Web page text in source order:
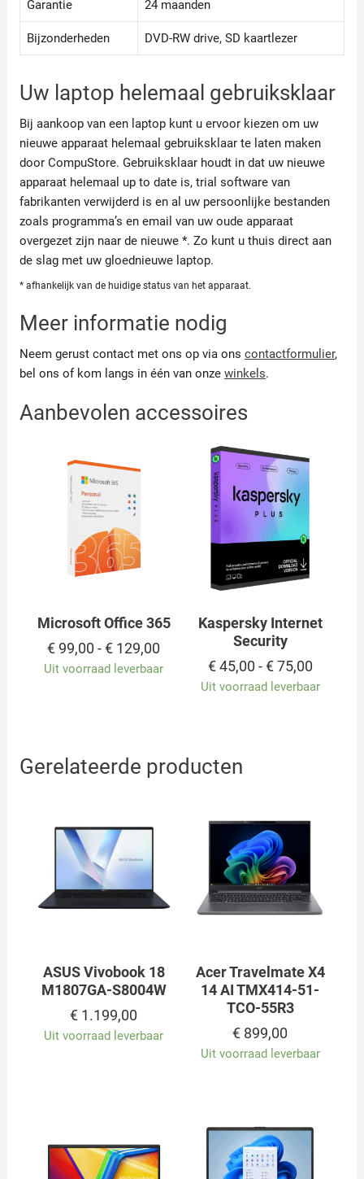
Garantie 24 maanden
Bijzonderheden DVD-RW drive, SD kaartlezer
Uw laptop helemaal gebruiksklaar
Bij aankoop van een laptop kunt u ervoor kiezen om uw
nieuwe apparaat helemaal gebruiksklaar te laten maken
door CompuStore. Gebruiksklaar houdt in dat uw nieuwe
apparaat helemaal up to date is, trial software van
fabrikanten verwijderd is en al uw persoonlijke bestanden
zoals programma’s en email van uw oude apparaat
overgezet zijn naar de nieuwe *. Zo kunt u thuis direct aan
de slag met uw gloednieuwe laptop.
* afhankelijk van de huidige status van het apparaat.
Meer informatie nodig
Neem gerust contact met ons op via ons contactformulier,
bel ons of kom langs in één van onze winkels.
Aanbevolen accessoires
Microsoft Office 365
€ 99,00 - € 129,00
tot
€ 129,00
Uit voorraad leverbaar
Kaspersky Internet
Security
€45,00 - €75,00
tot
Uit voorraad leverbaar
Gerelateerde producten
ASUS Vivobook 18
M1807GA-S8004W
€ 1.199,00
Uit voorraad leverbaar
Acer Travelmate X4
14 AI TMX414-51-
TCO-55R3
€ 899,00
Uit voorraad leverbaar